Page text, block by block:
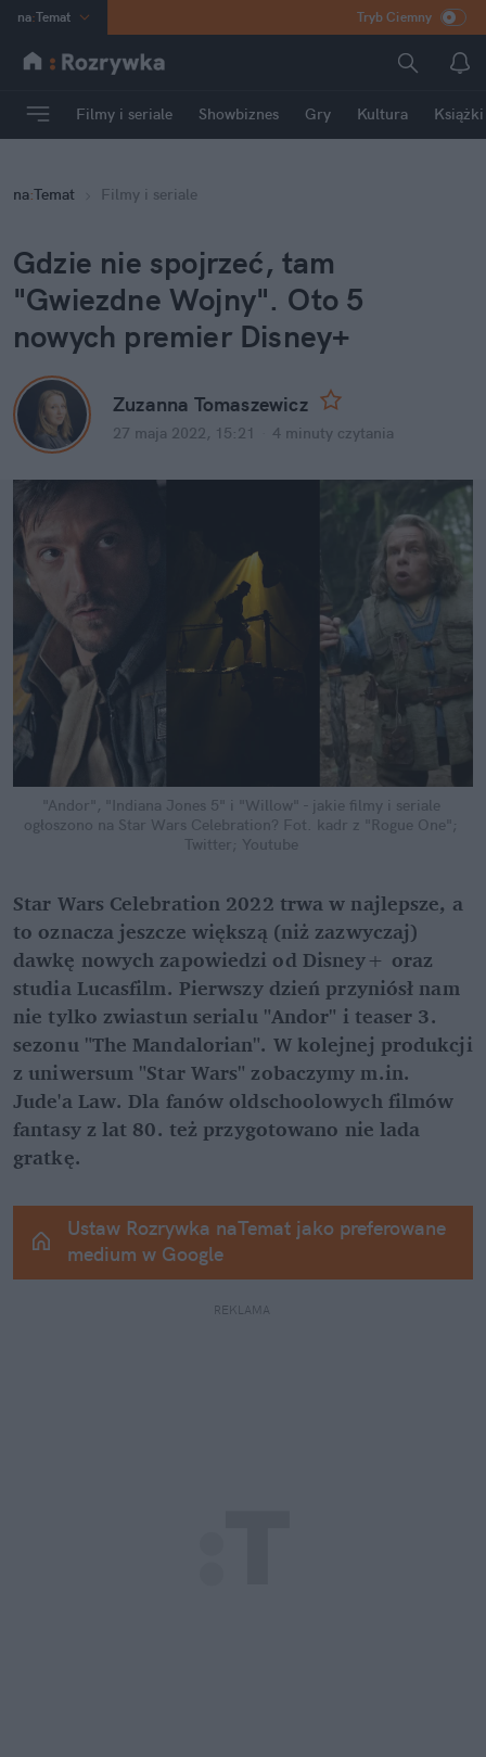
na:Temat
INN Poland
mama
Rozrywka
Tryb Ciemny
Filmy i seriale Showbiznes Gry Kultura Książki
na:Temat Filmy i seriale
Gdzie nie spojrzeć, tam
"Gwiezdne Wojny". Oto 5
nowych premier Disney+
Zuzanna Tomaszewicz
27 maja 2022, 15:21 4 minuty czytania
"Andor", "Indiana Jones 5" i "Willow" - jakie filmy i seriale
ogłoszono na Star Wars Celebration? Fot. kadr z "Rogue One";
Twitter; Youtube
Star Wars Celebration 2022 trwa w najlepsze, a
to oznacza jeszcze większą (niż zazwyczaj)
dawkę nowych zapowiedzi od Disney+ oraz
studia Lucasfilm. Pierwszy dzień przyniósł nam
nie tylko zwiastun serialu "Andor" i teaser 3.
sezonu "The Mandalorian". W kolejnej produkcji
z uniwersum "Star Wars" zobaczymy m.in.
Jude'a Law. Dla fanów oldschoolowych filmów
fantasy z lat 80. też przygotowano nie lada
gratkę.
Ustaw Rozrywka naTemat jako preferowane
medium w Google
REKLAMA